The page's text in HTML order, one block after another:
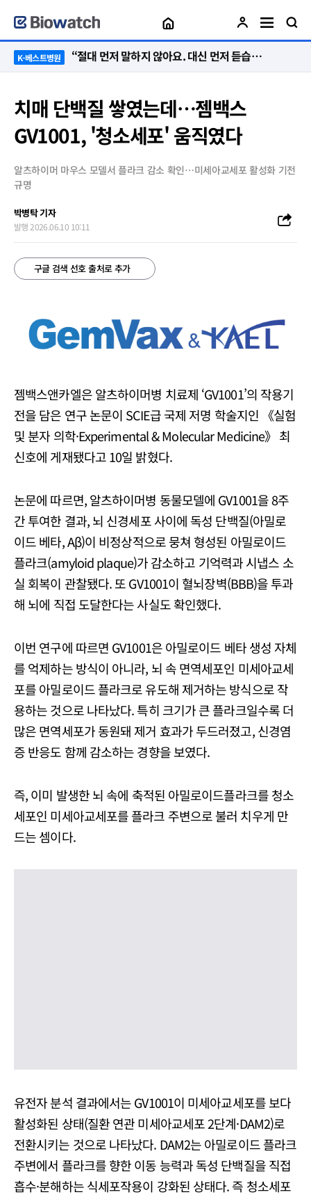
K-베스트병원 “절대 먼저 말하지 않아요. 대신 먼저 듣습니다”
치매 단백질 쌓였는데…젬백스
GV1001, '청소세포' 움직였다
알츠하이머 마우스 모델서 플라크 감소 확인…미세아교세포 활성화 기전
규명
박병탁 기자
발행 2026.06.10 10:11
구글 검색 선호 출처로 추가
젬백스앤카엘은 알츠하이머병 치료제 ‘GV1001’의 작용기
전을 담은 연구 논문이 SCIE급 국제 저명 학술지인 《실험
및 분자 의학·Experimental & Molecular Medicine》 최
신호에 게재됐다고 10일 밝혔다.
논문에 따르면, 알츠하이머병 동물모델에 GV1001을 8주
간 투여한 결과, 뇌 신경세포 사이에 독성 단백질(아밀로
이드 베타, Aβ)이 비정상적으로 뭉쳐 형성된 아밀로이드
플라크(amyloid plaque)가 감소하고 기억력과 시냅스 소
실 회복이 관찰됐다. 또 GV1001이 혈뇌장벽(BBB)을 투과
해 뇌에 직접 도달한다는 사실도 확인했다.
이번 연구에 따르면 GV1001은 아밀로이드 베타 생성 자체
를 억제하는 방식이 아니라, 뇌 속 면역세포인 미세아교세
포를 아밀로이드 플라크로 유도해 제거하는 방식으로 작
용하는 것으로 나타났다. 특히 크기가 큰 플라크일수록 더
많은 면역세포가 동원돼 제거 효과가 두드러졌고, 신경염
증 반응도 함께 감소하는 경향을 보였다.
즉, 이미 발생한 뇌 속에 축적된 아밀로이드플라크를 청소
세포인 미세아교세포를 플라크 주변으로 불러 치우게 만
드는 셈이다.
유전자 분석 결과에서는 GV1001이 미세아교세포를 보다
활성화된 상태(질환 연관 미세아교세포 2단계·DAM2)로
전환시키는 것으로 나타났다. DAM2는 아밀로이드 플라크
주변에서 플라크를 향한 이동 능력과 독성 단백질을 직접
흡수·분해하는 식세포작용이 강화된 상태다. 즉 청소세포